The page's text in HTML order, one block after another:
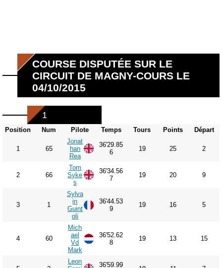
COURSE DISPUTÉE SUR LE
CIRCUIT DE MAGNY-COURS LE
04/10/2015
1
Position Num Pilote Temps Tours Points Départ
1 65
Jonat
han
Rea
36'29.85
6
19 25 2
2 66
Tom
Syke
s
36'34.56
7
19 20 9
3 1
Sylva
in
Guint
oli
36'44.53
9
19 16 5
4 60
Mich
ael
Vd
Mark
36'52.62
8
19 13 15
Leon
36'59.99